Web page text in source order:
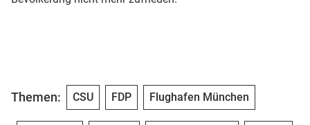
Themen: CSU FDP Flughafen München